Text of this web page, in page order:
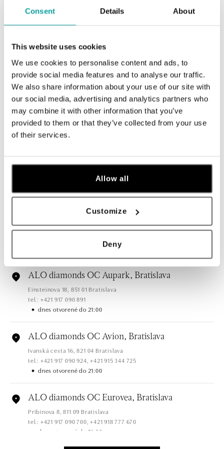
Consent Details About
This website uses cookies
We use cookies to personalise content and ads, to
provide social media features and to analyse our traffic.
We also share information about your use of our site with
our social media, advertising and analytics partners who
may combine it with other information that you’ve
provided to them or that they’ve collected from your use
of their services.
Allow all
Customize
Deny
Navštívte naše butiky
ALO diamonds Hilton, Košice
Hlavná 123/1, 040 01 Košice
otvorené v Pondelok od 09:00
ALO diamonds OC Aupark, Bratislava
Einsteinova 18, 851 01 Bratislava
tel.: +421 917 090 891
dnes otvorené do 21:00
ALO diamonds OC Avion, Bratislava
Ivanská cesta 16, 821 04 Bratislava
tel.: +421 917 090 924, +421 915 344 725
dnes otvorené do 21:00
ALO diamonds OC Eurovea, Bratislava
Pribinova 8, 811 09 Bratislava
tel.: +421 917 090 700, +421 918 777 670
dnes otvorené do 21:00